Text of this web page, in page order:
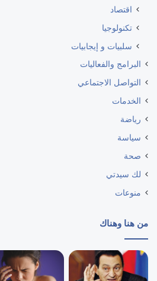
اقتصاد
تكنولوجيا
سلبيات و إيجابيات
البرامج والفعاليات
التواصل الاجتماعي
الخدمات
رياضة
سياسة
صحة
لك سيدتي
منوعات
من هنا وهناك